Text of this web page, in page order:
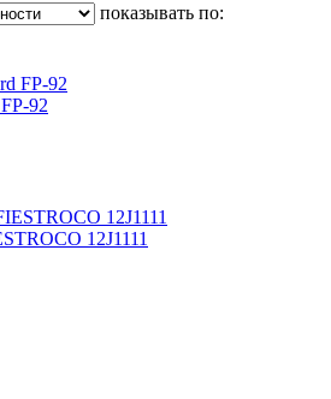
показывать по:
92
12J1111